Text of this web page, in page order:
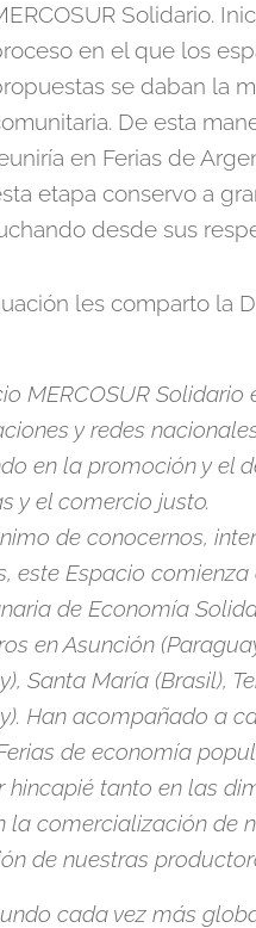
Solidario.
en el que los
se daban la
De esta
en Ferias de
etapa conservo a
desde sus
les comparto la
MERCOSUR
y redes
en la promoción y el
y el comercio justo.
de conocernos,
este Espacio
de Economía
en Asunción
Santa María (Brasil),
Han acompañado a
de economía
hincapié tanto en las
la comercialización de
de nuestras
cada vez más